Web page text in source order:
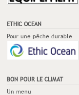
ETHIC OCEAN
Pour une pêche durable
BON POUR LE CLIMAT
Un menu